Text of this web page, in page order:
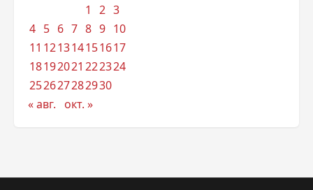
1
2 3
4 5 6 7 8 9 10
11 121314151617
18192021 222324
252627282930
« авг.
окт. »